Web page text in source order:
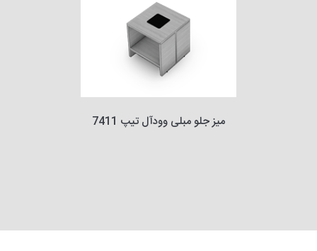
میز جلو مبلی وودآل تیپ 7411